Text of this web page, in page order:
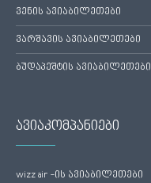
ვენის ავიაბილეთები
ვარშავის ავიაბილეთები
ბუდაპეშტის ავიაბილეთები
ავიაკომპანიები
wizz air -ის ავიაბილეთები